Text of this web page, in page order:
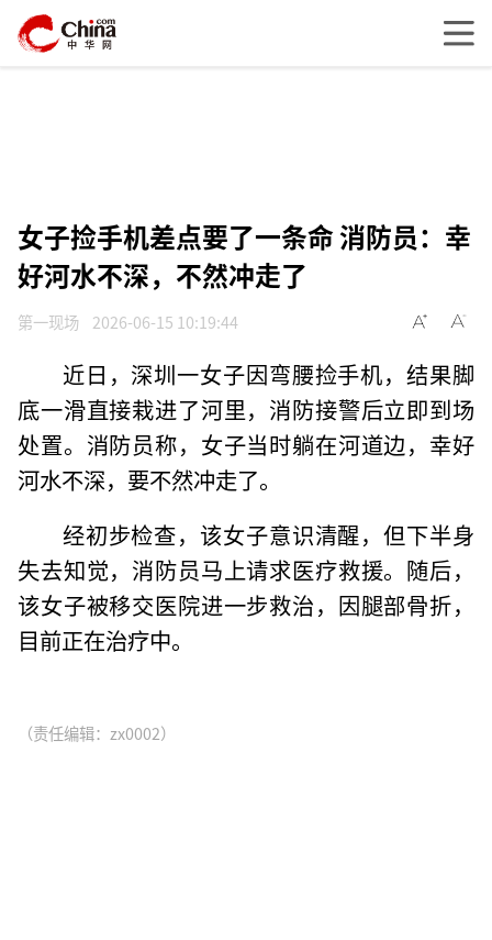
女子捡手机差点要了一条命 消防员：幸
好河水不深，不然冲走了
第一现场 2026-06-15 10:19:44
近日，深圳一女子因弯腰捡手机，结果脚
底一滑直接栽进了河里，消防接警后立即到场
处置。消防员称，女子当时躺在河道边，幸好
河水不深，要不然冲走了。
经初步检查，该女子意识清醒，但下半身
失去知觉，消防员马上请求医疗救援。随后，
该女子被移交医院进一步救治，因腿部骨折，
目前正在治疗中。
（责任编辑：zx0002）